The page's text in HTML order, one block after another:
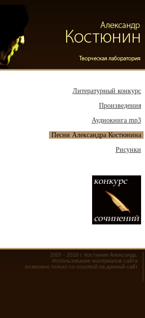
Литературный конкурс
Произведения
Аудиокнига mp3
Песни Александра Костюнина
Рисунки
2007 - 2018 г. Костюнин Александр.
Использование материалов сайта
возможно только со ссылкой на данный сайт